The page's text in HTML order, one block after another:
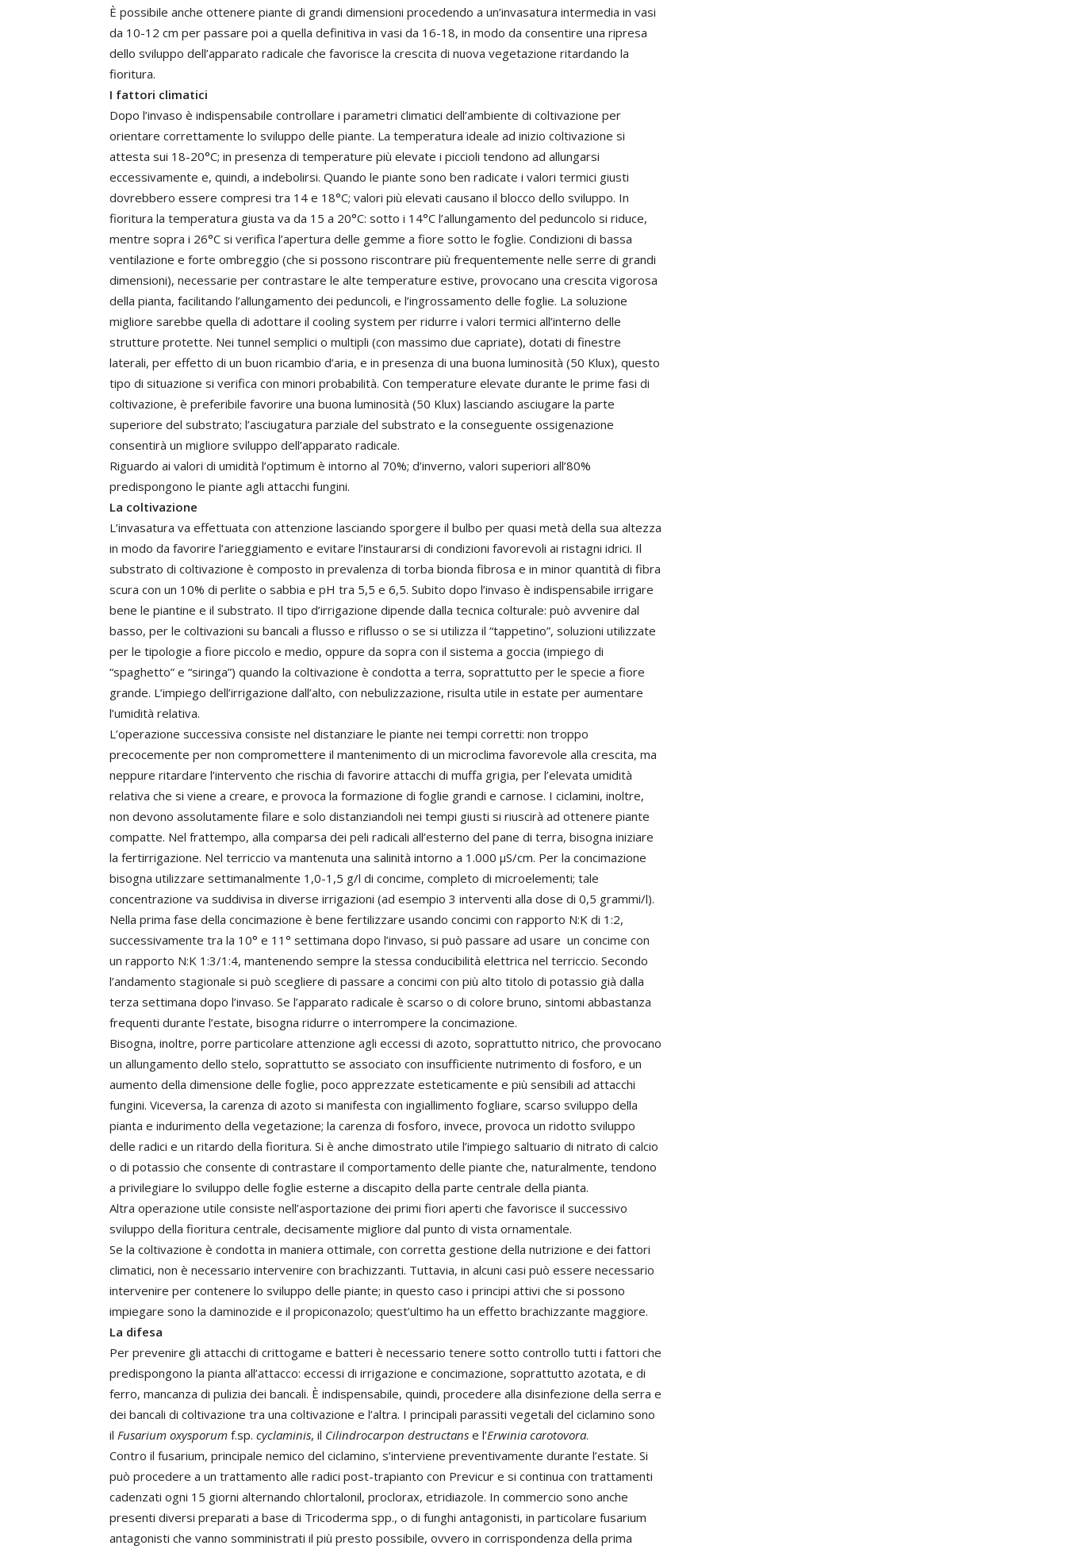
È possibile anche ottenere piante di grandi dimensioni procedendo a un’invasatura intermedia in vasi
da 10-12 cm per passare poi a quella definitiva in vasi da 16-18, in modo da consentire una ripresa
dello sviluppo dell’apparato radicale che favorisce la crescita di nuova vegetazione ritardando la
fioritura.
I fattori climatici
Dopo l’invaso è indispensabile controllare i parametri climatici dell’ambiente di coltivazione per
orientare correttamente lo sviluppo delle piante. La temperatura ideale ad inizio coltivazione si
attesta sui 18-20°C; in presenza di temperature più elevate i piccioli tendono ad allungarsi
eccessivamente e, quindi, a indebolirsi. Quando le piante sono ben radicate i valori termici giusti
dovrebbero essere compresi tra 14 e 18°C; valori più elevati causano il blocco dello sviluppo. In
fioritura la temperatura giusta va da 15 a 20°C: sotto i 14°C l’allungamento del peduncolo si riduce,
mentre sopra i 26°C si verifica l’apertura delle gemme a fiore sotto le foglie. Condizioni di bassa
ventilazione e forte ombreggio (che si possono riscontrare più frequentemente nelle serre di grandi
dimensioni), necessarie per contrastare le alte temperature estive, provocano una crescita vigorosa
della pianta, facilitando l’allungamento dei peduncoli, e l’ingrossamento delle foglie. La soluzione
migliore sarebbe quella di adottare il cooling system per ridurre i valori termici all’interno delle
strutture protette. Nei tunnel semplici o multipli (con massimo due capriate), dotati di finestre
laterali, per effetto di un buon ricambio d’aria, e in presenza di una buona luminosità (50 Klux), questo
tipo di situazione si verifica con minori probabilità. Con temperature elevate durante le prime fasi di
coltivazione, è preferibile favorire una buona luminosità (50 Klux) lasciando asciugare la parte
superiore del substrato; l’asciugatura parziale del substrato e la conseguente ossigenazione
consentirà un migliore sviluppo dell’apparato radicale.
Riguardo ai valori di umidità l’optimum è intorno al 70%; d’inverno, valori superiori all’80%
predispongono le piante agli attacchi fungini.
La coltivazione
L’invasatura va effettuata con attenzione lasciando sporgere il bulbo per quasi metà della sua altezza
in modo da favorire l’arieggiamento e evitare l’instaurarsi di condizioni favorevoli ai ristagni idrici. Il
substrato di coltivazione è composto in prevalenza di torba bionda fibrosa e in minor quantità di fibra
scura con un 10% di perlite o sabbia e pH tra 5,5 e 6,5. Subito dopo l’invaso è indispensabile irrigare
bene le piantine e il substrato. Il tipo d’irrigazione dipende dalla tecnica colturale: può avvenire dal
basso, per le coltivazioni su bancali a flusso e riflusso o se si utilizza il “tappetino”, soluzioni utilizzate
per le tipologie a fiore piccolo e medio, oppure da sopra con il sistema a goccia (impiego di
“spaghetto” e “siringa”) quando la coltivazione è condotta a terra, soprattutto per le specie a fiore
grande. L’impiego dell’irrigazione dall’alto, con nebulizzazione, risulta utile in estate per aumentare
l’umidità relativa.
L’operazione successiva consiste nel distanziare le piante nei tempi corretti: non troppo
precocemente per non compromettere il mantenimento di un microclima favorevole alla crescita, ma
neppure ritardare l’intervento che rischia di favorire attacchi di muffa grigia, per l’elevata umidità
relativa che si viene a creare, e provoca la formazione di foglie grandi e carnose. I ciclamini, inoltre,
non devono assolutamente filare e solo distanziandoli nei tempi giusti si riuscirà ad ottenere piante
compatte. Nel frattempo, alla comparsa dei peli radicali all’esterno del pane di terra, bisogna iniziare
la fertirrigazione. Nel terriccio va mantenuta una salinità intorno a 1.000 µS/cm. Per la concimazione
bisogna utilizzare settimanalmente 1,0-1,5 g/l di concime, completo di microelementi; tale
concentrazione va suddivisa in diverse irrigazioni (ad esempio 3 interventi alla dose di 0,5 grammi/l).
Nella prima fase della concimazione è bene fertilizzare usando concimi con rapporto N:K di 1:2,
successivamente tra la 10° e 11° settimana dopo l’invaso, si può passare ad usare un concime con
un rapporto N:K 1:3/1:4, mantenendo sempre la stessa conducibilità elettrica nel terriccio. Secondo
l’andamento stagionale si può scegliere di passare a concimi con più alto titolo di potassio già dalla
terza settimana dopo l’invaso. Se l’apparato radicale è scarso o di colore bruno, sintomi abbastanza
frequenti durante l’estate, bisogna ridurre o interrompere la concimazione.
Bisogna, inoltre, porre particolare attenzione agli eccessi di azoto, soprattutto nitrico, che provocano
un allungamento dello stelo, soprattutto se associato con insufficiente nutrimento di fosforo, e un
aumento della dimensione delle foglie, poco apprezzate esteticamente e più sensibili ad attacchi
fungini. Viceversa, la carenza di azoto si manifesta con ingiallimento fogliare, scarso sviluppo della
pianta e indurimento della vegetazione; la carenza di fosforo, invece, provoca un ridotto sviluppo
delle radici e un ritardo della fioritura. Si è anche dimostrato utile l’impiego saltuario di nitrato di calcio
o di potassio che consente di contrastare il comportamento delle piante che, naturalmente, tendono
a privilegiare lo sviluppo delle foglie esterne a discapito della parte centrale della pianta.
Altra operazione utile consiste nell’asportazione dei primi fiori aperti che favorisce il successivo
sviluppo della fioritura centrale, decisamente migliore dal punto di vista ornamentale.
Se la coltivazione è condotta in maniera ottimale, con corretta gestione della nutrizione e dei fattori
climatici, non è necessario intervenire con brachizzanti. Tuttavia, in alcuni casi può essere necessario
intervenire per contenere lo sviluppo delle piante; in questo caso i principi attivi che si possono
impiegare sono la daminozide e il propiconazolo; quest’ultimo ha un effetto brachizzante maggiore.
La difesa
Per prevenire gli attacchi di crittogame e batteri è necessario tenere sotto controllo tutti i fattori che
predispongono la pianta all’attacco: eccessi di irrigazione e concimazione, soprattutto azotata, e di
ferro, mancanza di pulizia dei bancali. È indispensabile, quindi, procedere alla disinfezione della serra e
dei bancali di coltivazione tra una coltivazione e l’altra. I principali parassiti vegetali del ciclamino sono
il Fusarium oxysporum f.sp. cyclaminis, il Cilindrocarpon destructans e l’Erwinia carotovora.
Contro il fusarium, principale nemico del ciclamino, s’interviene preventivamente durante l’estate. Si
può procedere a un trattamento alle radici post-trapianto con Previcur e si continua con trattamenti
cadenzati ogni 15 giorni alternando chlortalonil, proclorax, etridiazole. In commercio sono anche
presenti diversi preparati a base di Tricoderma spp., o di funghi antagonisti, in particolare fusarium
antagonisti che vanno somministrati il più presto possibile, ovvero in corrispondenza della prima